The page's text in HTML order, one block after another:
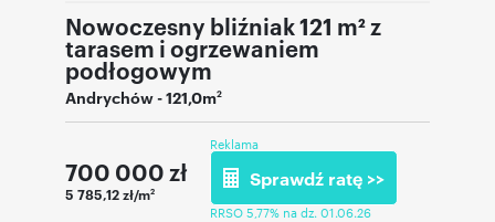
Nowoczesny bliźniak 121 m² z
tarasem i ogrzewaniem
podłogowym
Andrychów- 121,0m2
700 000 zł
5 785,12 zł/m2
Reklama
Sprawdź ratę >>
RRSO 5,77% na dz. 01.06.26